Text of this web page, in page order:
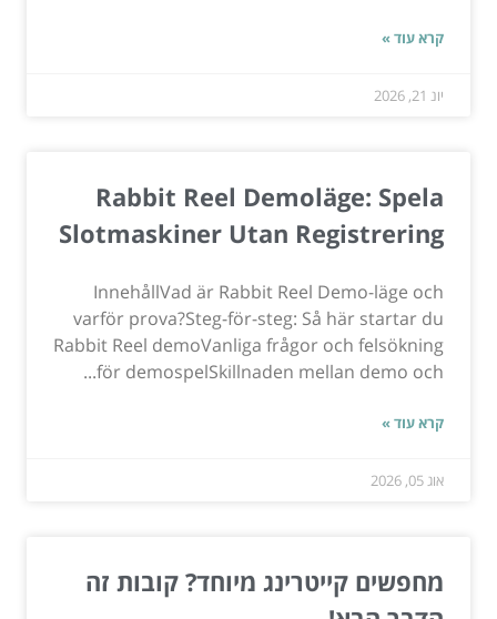
קרא עוד »
יונ 21, 2026
Rabbit Reel Demoläge: Spela
Slotmaskiner Utan Registrering
InnehållVad är Rabbit Reel Demo-läge och
varför prova?Steg-för-steg: Så här startar du
Rabbit Reel demoVanliga frågor och felsökning
för demospelSkillnaden mellan demo och...
קרא עוד »
אוג 05, 2026
מחפשים קייטרינג מיוחד? קובות זה